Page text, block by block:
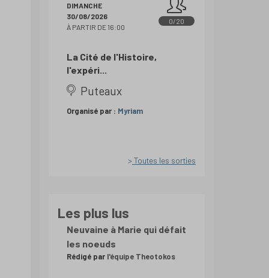
DIMANCHE
30/08/2026
À PARTIR DE 16:00
0/20
La Cité de l'Histoire,
l'expéri...
Puteaux
Organisé par : Myriam
Toutes les sorties
Les plus lus
Neuvaine à Marie qui défait
les noeuds
Rédigé par l'équipe Theotokos